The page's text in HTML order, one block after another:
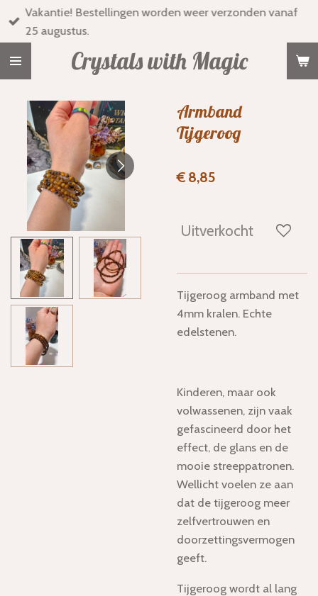
Ga
direct
Crystals with Magic
Vakantie! Bestellingen worden weer verzonden vanaf
25 augustus.
Armband
Tijgeroog
€ 8,85
Uitverkocht
Tijgeroog armband met
4mm kralen. Echte
edelstenen.
Kinderen, maar ook
volwassenen, zijn vaak
gefascineerd door het
effect, de glans en de
mooie streeppatronen.
Wellicht voelen ze aan
dat de tijgeroog meer
zelfvertrouwen en
doorzettingsvermogen
geeft.
Tijgeroog wordt al lang